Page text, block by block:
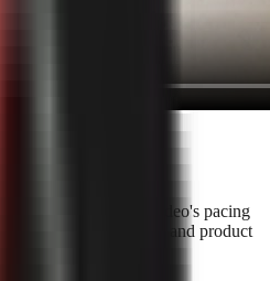
from a reference video's pacing
footage, voice, music, and product